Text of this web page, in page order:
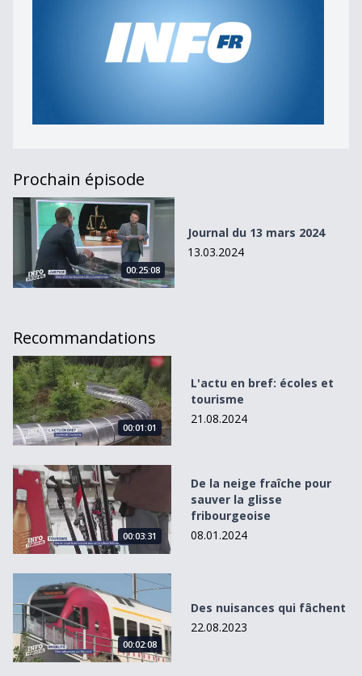
Prochain épisode
Journal du 13 mars 2024
00:25:08
Journal du 13 mars 2024
13.03.2024
Recommandations
L&#039;actu en bref: écoles et tourisme
00:01:01
L'actu en bref: écoles et
tourisme
21.08.2024
De la neige fraîche pour sauver la glisse fribourgeoise
00:03:31
De la neige fraîche pour
sauver la glisse
fribourgeoise
08.01.2024
Des nuisances qui fâchent
00:02:08
Des nuisances qui fâchent
22.08.2023